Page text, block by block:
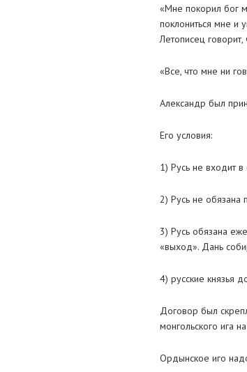
«Мне покорил бог
поклониться мне и
Летописец
«Все, что мне ни
Александр был
Его условия:
1) Русь не входит
2) Русь не обязана
3) Русь обязана
«выход». Дань
4) русские князья
Договор был
монгольского ига
Ордынское иго